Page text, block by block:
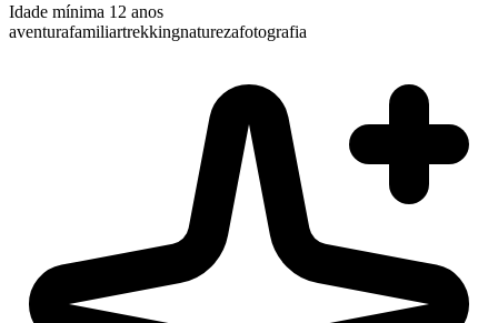
Idade mínima 12 anos
aventurafamiliartrekkingnaturezafotografia